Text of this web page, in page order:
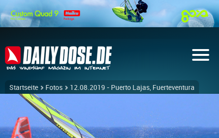
Startseite Fotos 12.08.2019 - Puerto Lajas, Fuerteventura